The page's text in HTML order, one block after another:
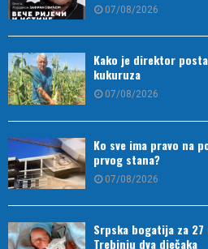
07/08/2026
Kako je direktor
kukuruza
07/08/2026
Ko sve ima pravo na
prvog stana?
07/08/2026
Srpska bogatija za
Trebinju dva dječaka